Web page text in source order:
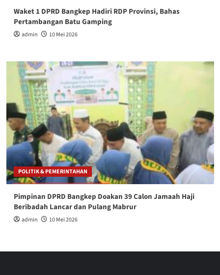
Waket 1 DPRD Bangkep Hadiri RDP Provinsi, Bahas
Pertambangan Batu Gamping
admin 10 Mei 2026
POLITIK & PEMERINTAHAN
Pimpinan DPRD Bangkep Doakan 39 Calon Jamaah Haji
Beribadah Lancar dan Pulang Mabrur
admin 10 Mei 2026